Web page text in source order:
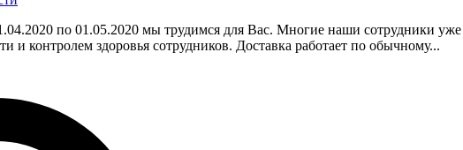
по 01.05.2020 мы трудимся для Вас. Многие наши сотрудники
и контролем здоровья сотрудников. Доставка работает по обычному...